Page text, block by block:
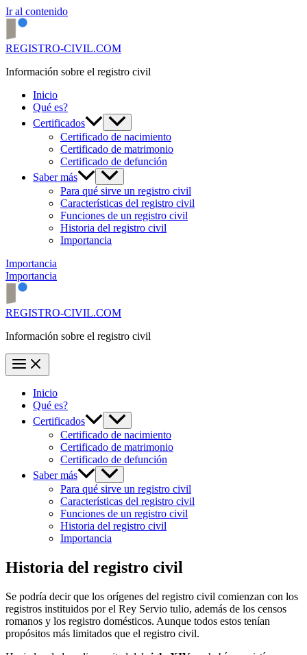
Ir al contenido
REGISTRO-CIVIL.COM
Información sobre el registro civil
Inicio
Qué es?
Certificados
Certificado de nacimiento
Certificado de matrimonio
Certificado de defunción
Saber más
Para qué sirve un registro civil
Características del registro civil
Funciones de un registro civil
Historia del registro civil
Importancia
Importancia
Importancia
REGISTRO-CIVIL.COM
Información sobre el registro civil
Inicio
Qué es?
Certificados
Certificado de nacimiento
Certificado de matrimonio
Certificado de defunción
Saber más
Para qué sirve un registro civil
Características del registro civil
Funciones de un registro civil
Historia del registro civil
Importancia
Historia del registro civil
Se podría decir que los orígenes del registro civil comienzan con los
registros instituidos por el Rey Servio tulio, además de los censos
romanos y los registro domésticos. Aunque todos estos tenían
propósitos más limitados que el registro civil.